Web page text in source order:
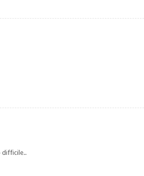
difficile..